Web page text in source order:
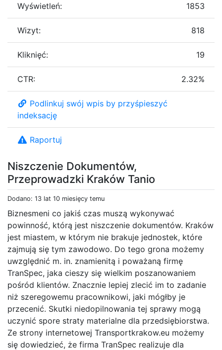
Niszczenie Dokumentów,
Przeprowadzki Kraków Tanio
Dodano: 13 lat 10 miesięcy temu
Biznesmeni co jakiś czas muszą wykonywać
powinność, którą jest niszczenie dokumentów. Kraków
jest miastem, w którym nie brakuje jednostek, które
zajmują się tym zawodowo. Do tego grona możemy
uwzględnić m. in. znamienitą i poważaną firmę
TranSpec, jaka cieszy się wielkim poszanowaniem
pośród klientów. Znacznie lepiej zlecić im to zadanie
niż szeregowemu pracownikowi, jaki mógłby je
przecenić. Skutki niedopilnowania tej sprawy mogą
uczynić spore straty materialne dla przedsiębiorstwa.
Ze strony internetowej Transportkrakow.eu możemy
się dowiedzieć, że firma TranSpec realizuje dla
Wyświetleń: 1853
Wizyt: 818
Kliknięć: 19
CTR: 2.32%
Podlinkuj swój wpis by przyśpieszyć
indeksację
Raportuj